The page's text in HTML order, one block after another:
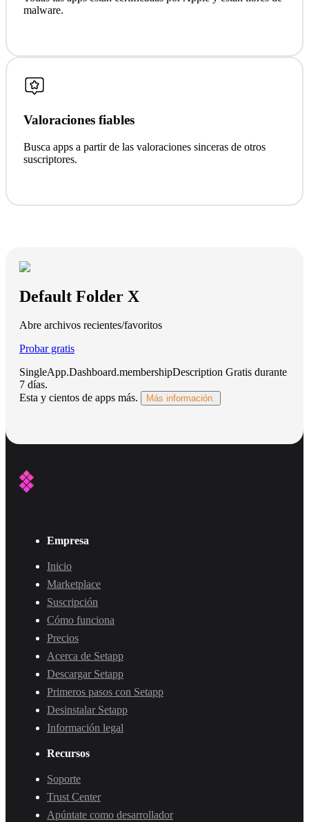
malware.
Valoraciones fiables
Busca apps a partir de las valoraciones sinceras de otros
suscriptores.
Default Folder X
Abre archivos recientes/favoritos
Probar gratis
SingleApp.Dashboard.membershipDescription Gratis durante
7 días.
Esta y cientos de apps más.
Más información.
Empresa
Inicio
Marketplace
Suscripción
Cómo funciona
Precios
Acerca de Setapp
Descargar Setapp
Primeros pasos con Setapp
Desinstalar Setapp
Información legal
Recursos
Soporte
Trust Center
Apúntate como desarrollador